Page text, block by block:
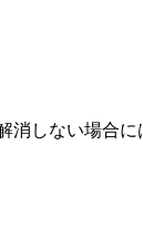
しない場合に